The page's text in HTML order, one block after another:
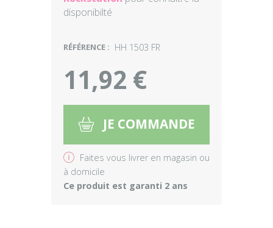
disponibilté
RÉFÉRENCE : HH 1503 FR
11,92 €
5 JE COMMANDE
v Faites vous livrer en magasin ou
à domicile
Ce produit est garanti 2 ans